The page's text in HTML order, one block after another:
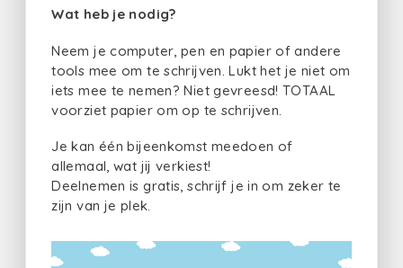
Wat heb je nodig?
Neem je computer, pen en papier of andere
tools mee om te schrijven. Lukt het je niet om
iets mee te nemen? Niet gevreesd! TOTAAL
voorziet papier om op te schrijven.
Je kan één bijeenkomst meedoen of
allemaal, wat jij verkiest!
Deelnemen is gratis, schrijf je in om zeker te
zijn van je plek.